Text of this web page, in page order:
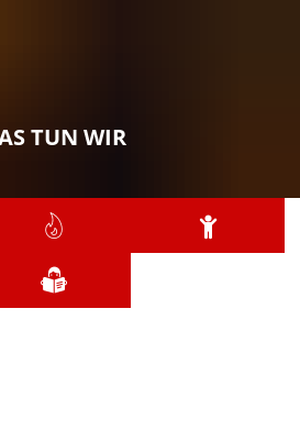
TUN WIR